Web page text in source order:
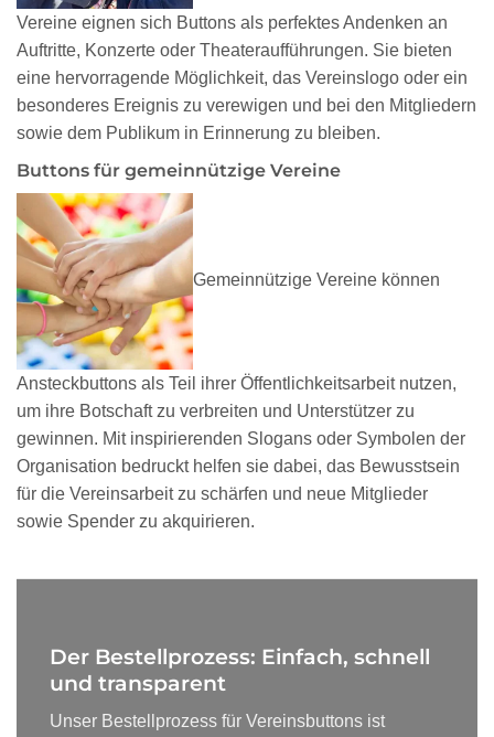
Vereine eignen sich Buttons als perfektes Andenken an
Auftritte, Konzerte oder Theateraufführungen. Sie bieten
eine hervorragende Möglichkeit, das Vereinslogo oder ein
besonderes Ereignis zu verewigen und bei den Mitgliedern
sowie dem Publikum in Erinnerung zu bleiben.
Buttons für gemeinnützige Vereine
Gemeinnützige Vereine können
Ansteckbuttons als Teil ihrer Öffentlichkeitsarbeit nutzen,
um ihre Botschaft zu verbreiten und Unterstützer zu
gewinnen. Mit inspirierenden Slogans oder Symbolen der
Organisation bedruckt helfen sie dabei, das Bewusstsein
für die Vereinsarbeit zu schärfen und neue Mitglieder
sowie Spender zu akquirieren.
Der Bestellprozess: Einfach, schnell
und transparent
Unser Bestellprozess für Vereinsbuttons ist